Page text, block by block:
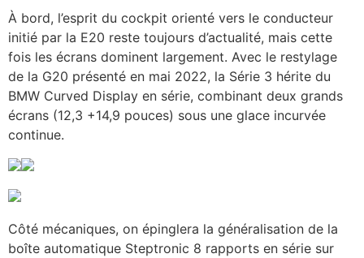
À bord, l’esprit du cockpit orienté vers le conducteur
initié par la E20 reste toujours d’actualité, mais cette
fois les écrans dominent largement. Avec le restylage
de la G20 présenté en mai 2022, la Série 3 hérite du
BMW Curved Display en série, combinant deux grands
écrans (12,3 +14,9 pouces) sous une glace incurvée
continue.
Côté mécaniques, on épinglera la généralisation de la
boîte automatique Steptronic 8 rapports en série sur